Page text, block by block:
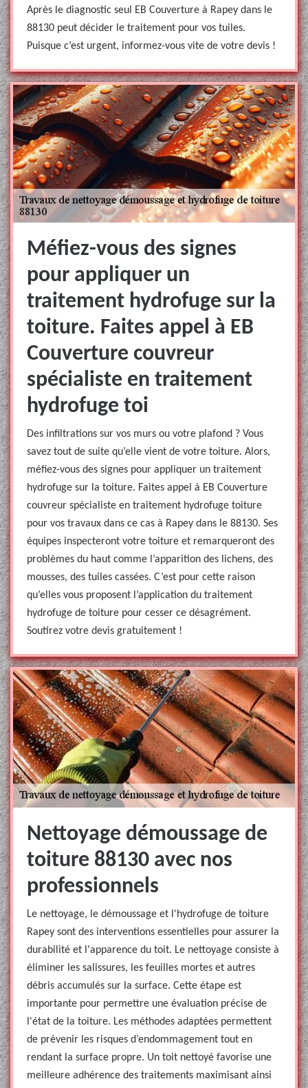
Après le diagnostic seul EB Couverture à Rapey dans le
88130 peut décider le traitement pour vos tuiles.
Puisque c’est urgent, informez-vous vite de votre devis !
Méfiez-vous des signes
pour appliquer un
traitement hydrofuge sur la
toiture. Faites appel à EB
Couverture couvreur
spécialiste en traitement
hydrofuge toi
Des infiltrations sur vos murs ou votre plafond ? Vous
savez tout de suite qu’elle vient de votre toiture. Alors,
méfiez-vous des signes pour appliquer un traitement
hydrofuge sur la toiture. Faites appel à EB Couverture
couvreur spécialiste en traitement hydrofuge toiture
pour vos travaux dans ce cas à Rapey dans le 88130. Ses
équipes inspecteront votre toiture et remarqueront des
problèmes du haut comme l’apparition des lichens, des
mousses, des tuiles cassées. C’est pour cette raison
qu’elles vous proposent l’application du traitement
hydrofuge de toiture pour cesser ce désagrément.
Soutirez votre devis gratuitement !
Nettoyage démoussage de
toiture 88130 avec nos
professionnels
Le nettoyage, le démoussage et l'hydrofuge de toiture
Rapey sont des interventions essentielles pour assurer la
durabilité et l'apparence du toit. Le nettoyage consiste à
éliminer les salissures, les feuilles mortes et autres
débris accumulés sur la surface. Cette étape est
importante pour permettre une évaluation précise de
l'état de la toiture. Les méthodes adaptées permettent
de prévenir les risques d’endommagement tout en
rendant la surface propre. Un toit nettoyé favorise une
meilleure adhérence des traitements maximisant ainsi